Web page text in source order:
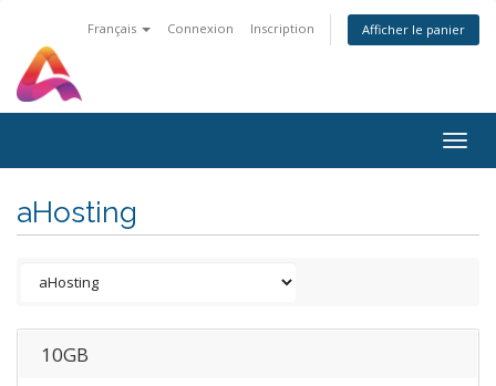
Français Connexion Inscription Afficher le panier
aHosting
10GB